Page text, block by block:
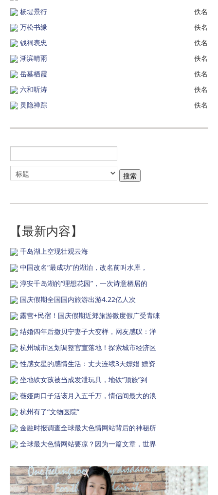
杨堤景行
佚名
万松书缘
佚名
钱祠表忠
佚名
湖滨晴雨
佚名
岳墓栖霞
佚名
六和听涛
佚名
灵隐禅踪
佚名
【最新内容】
千岛湖上空现壮观云海
中国改名“最成功”的湖泊，改名前叫水库，
淳安千岛湖的“理想花园”，一次诗意栖居的
国庆假期全国国内旅游出游4.22亿人次
露营+民宿！国庆假期近郊旅游微度假广受青睐
结婚四年后撒贝宁妻子大变样，网友感叹：洋
杭州城市区划调整官宣落地！探索城市经济区
性感女星的感情生活：丈夫连续3天嫖娼 嫖资
坐地铁女孩被当成发泄玩具，地铁“顶族”到
薇娅两口子活该月入五千万，情侣间最大的浪
杭州有了“文物医院”
金融时报调查全球最大色情网站背后的神秘所
全球最大色情网站要凉？因为一篇文章，世界